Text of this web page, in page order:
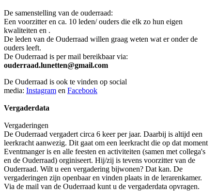
De samenstelling van de ouderraad:
Een voorzitter en ca. 10 leden/ ouders die elk zo hun eigen
kwaliteiten en .
De leden van de Ouderraad willen graag weten wat er onder de
ouders leeft.
De Ouderraad is per mail bereikbaar via:
ouderraad.lunetten@gmail.com
De Ouderraad is ook te vinden op social
media: Instagram en Facebook
Vergaderdata
Vergaderingen
De Ouderraad vergadert circa 6 keer per jaar. Daarbij is altijd een
leerkracht aanwezig. Dit gaat om een leerkracht die op dat moment
Eventmanger is en alle feesten en activiteiten (samen met collega's
en de Ouderraad) orginiseert. Hij/zij is tevens voorzitter van de
Ouderraad. Wilt u een vergadering bijwonen? Dat kan. De
vergaderingen zijn openbaar en vinden plaats in de lerarenkamer.
Via de mail van de Ouderraad kunt u de vergaderdata opvragen.